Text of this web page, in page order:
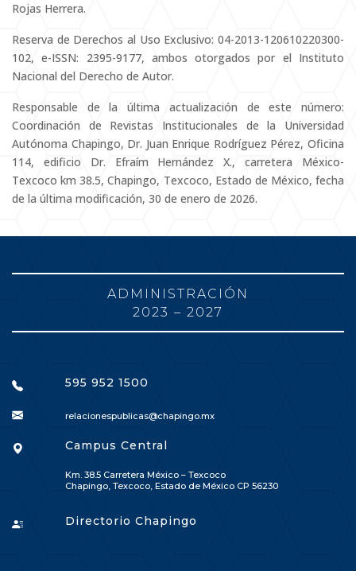
Rojas Herrera.
Reserva de Derechos al Uso Exclusivo: 04-2013-120610220300-
102, e-ISSN: 2395-9177, ambos otorgados por el Instituto
Nacional del Derecho de Autor.
Responsable de la última actualización de este número:
Coordinación de Revistas Institucionales de la Universidad
Autónoma Chapingo, Dr. Juan Enrique Rodríguez Pérez, Oficina
114, edificio Dr. Efraím Hernández X., carretera México-
Texcoco km 38.5, Chapingo, Texcoco, Estado de México, fecha
de la última modificación, 30 de enero de 2026.
ADMINISTRACIÓN
2023 – 2027
595 952 1500
relacionespublicas@chapingo.mx
Campus Central
Km. 38.5 Carretera México – Texcoco
Chapingo, Texcoco, Estado de México CP 56230
Directorio Chapingo